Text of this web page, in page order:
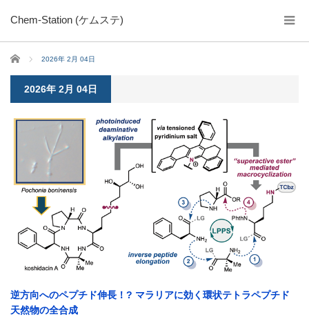
Chem-Station (ケムステ)
ホーム 2026年 2月 04日
2026年 2月 04日
逆方向へのペプチド伸長！? マラリアに効く環状テトラペプチド
天然物の全合成